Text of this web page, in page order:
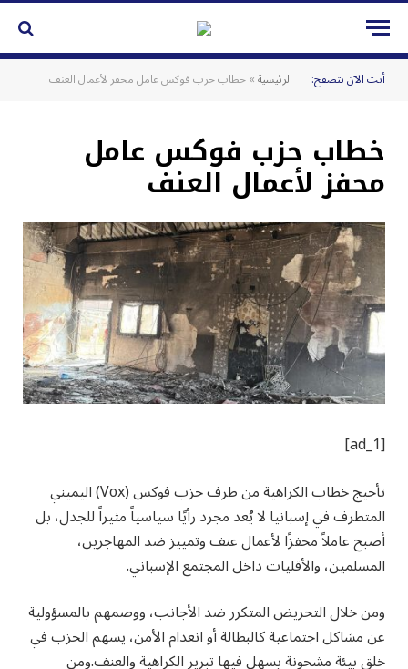
أنت الآن تتصفح: الرئيسية»خطاب حزب فوكس عامل محفز لأعمال العنف
خطاب حزب فوكس عامل
محفز لأعمال العنف
[ad_1]
تأجيج خطاب الكراهية من طرف حزب فوكس (Vox) اليميني
المتطرف في إسبانيا لا يُعد مجرد رأيًا سياسياً مثيراً للجدل، بل
أصبح عاملاً محفزًا لأعمال عنف وتمييز ضد المهاجرين،
المسلمين، والأقليات داخل المجتمع الإسباني.
ومن خلال التحريض المتكرر ضد الأجانب، ووصمهم بالمسؤولية
عن مشاكل اجتماعية كالبطالة أو انعدام الأمن، يسهم الحزب في
خلق بيئة مشحونة يسهل فيها تبرير الكراهية والعنف.ومن